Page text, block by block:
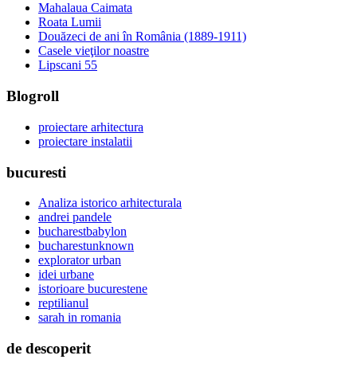
Mahalaua Caimata
Roata Lumii
Douăzeci de ani în România (1889-1911)
Casele vieţilor noastre
Lipscani 55
Blogroll
proiectare arhitectura
proiectare instalatii
bucuresti
Analiza istorico arhitecturala
andrei pandele
bucharestbabylon
bucharestunknown
explorator urban
idei urbane
istorioare bucurestene
reptilianul
sarah in romania
de descoperit